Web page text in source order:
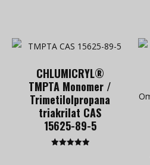
CHLUMICRYL®
TMPTA Monomer /
Trimetilolpropana
triakrilat CAS
15625-89-5